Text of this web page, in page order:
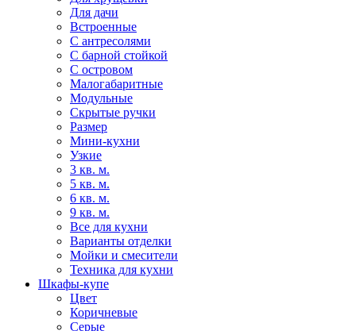
Для дачи
Встроенные
С антресолями
С барной стойкой
С островом
Малогабаритные
Модульные
Скрытые ручки
Размер
Мини-кухни
Узкие
3 кв. м.
5 кв. м.
6 кв. м.
9 кв. м.
Все для кухни
Варианты отделки
Мойки и смесители
Техника для кухни
Шкафы-купе
Цвет
Коричневые
Серые